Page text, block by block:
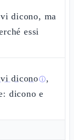
dicono, ma
essi
diconoⓘ,
dicono e